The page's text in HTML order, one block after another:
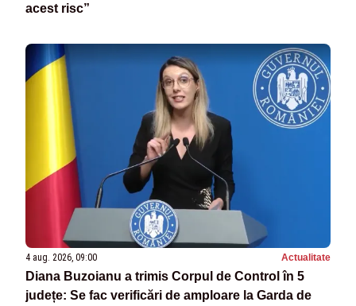
acest risc”
4 aug. 2026, 09:00 Actualitate
Diana Buzoianu a trimis Corpul de Control în 5
județe: Se fac verificări de amploare la Garda de